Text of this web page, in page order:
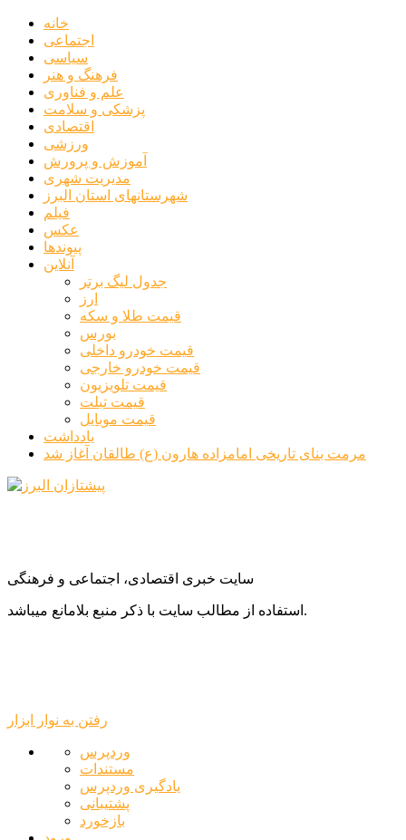
خانه
اجتماعی
سیاسی
فرهنگ و هنر
علم و فناوری
پزشکی و سلامت
اقتصادی
ورزشی
آموزش و پرورش
مدیریت شهری
شهرستانهای استان البرز
فیلم
عکس
پیوندها
آنلاین
جدول لیگ برتر
ارز
قیمت طلا و سکه
بورس
قیمت خودرو داخلی
قیمت خودرو خارجی
قیمت تلویزیون
قیمت تبلت
قیمت موبایل
یادداشت
مرمت بنای تاریخی امامزاده هارون (ع) طالقان آغاز شد
سایت خبری اقتصادی، اجتماعی و فرهنگی
استفاده از مطالب سایت با ذکر منبع بلامانع میباشد.
رفتن به نوار ابزار
درباره
وردپرس
وردپرس
مستندات
یادگیری وردپرس
پشتیبانی
بازخورد